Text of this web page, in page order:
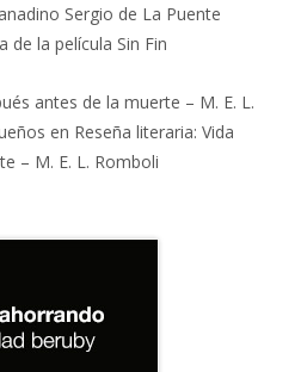
Sergio de La Puente
de la película Sin Fin
antes de la muerte – M. E. L.
en Reseña literaria: Vida
– M. E. L. Romboli